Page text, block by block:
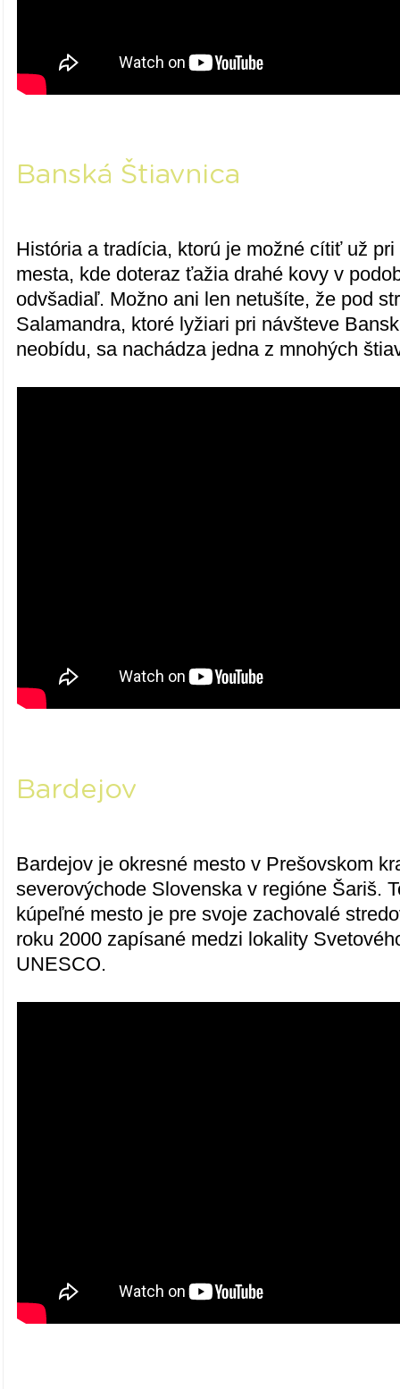
Banská Štiavnica
História a tradícia, ktorú je možné cítiť už
mesta, kde doteraz ťažia drahé kovy v
odvšadiaľ. Možno ani len netušíte, že pod
Salamandra, ktoré lyžiari pri návšteve
neobídu, sa nachádza jedna z mnohých
Bardejov
Bardejov je okresné mesto v Prešovskom
severovýchode Slovenska v regióne Šariš.
kúpeľné mesto je pre svoje zachovalé
roku 2000 zapísané medzi lokality
UNESCO.